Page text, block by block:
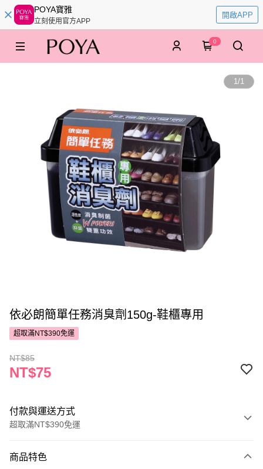
POYA寶雅
立刻使用官方APP
開啟APP
0
1/1
依必朗簡單任務消臭劑150g-鞋櫃專用
超取滿NT$390免運
NT$85
NT$75
付款與運送方式
超取滿NT$390免運
POYA支付
商品特色